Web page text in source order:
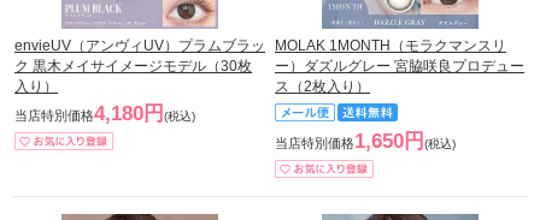
envieUV（アンヴィUV）プラムブラッ
ク 黒木メイサイメージモデル（30枚
入り）
当店特別価格4,180円 (税込)
MOLAK 1MONTH（モラクマンスリ
ー）ダズルグレー 宮脇咲良プロデュー
ス（2枚入り）
当店特別価格1,650円 (税込)